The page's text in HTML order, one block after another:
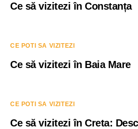
Ce să vizitezi în Constanța
CE POTI SA VIZITEZI
Ce să vizitezi în Baia Mare
CE POTI SA VIZITEZI
Ce să vizitezi în Creta: